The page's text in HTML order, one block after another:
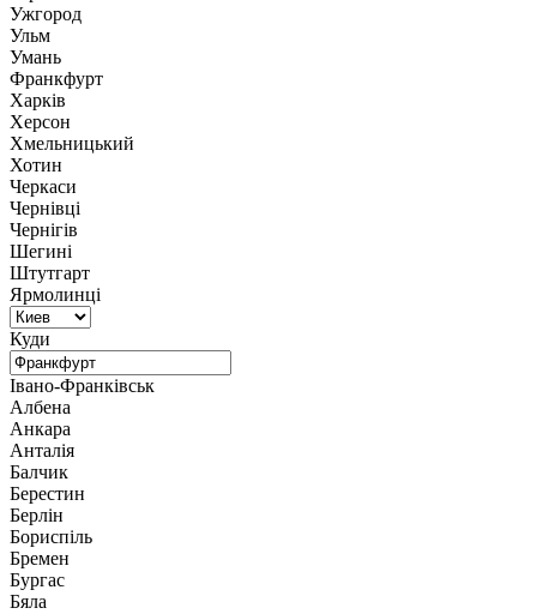
Ужгород
Ульм
Умань
Франкфурт
Харків
Херсон
Хмельницький
Хотин
Черкаси
Чернівці
Чернігів
Шегині
Штутгарт
Ярмолинці
Куди
Івано-Франківськ
Албена
Анкара
Анталія
Балчик
Берестин
Берлін
Бориспіль
Бремен
Бургас
Бяла